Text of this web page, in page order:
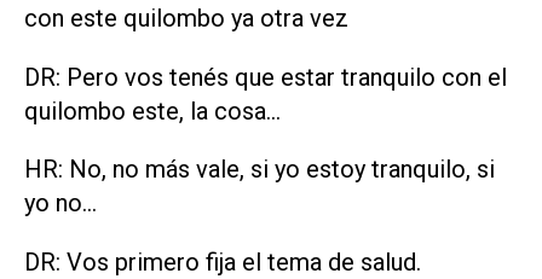
con este quilombo ya otra vez
DR: Pero vos tenés que estar tranquilo con el
quilombo este, la cosa...
HR: No, no más vale, si yo estoy tranquilo, si
yo no...
DR: Vos primero fija el tema de salud.